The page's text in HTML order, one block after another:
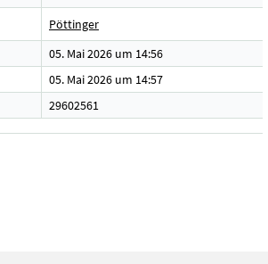
Pöttinger
05. Mai 2026 um 14:56
05. Mai 2026 um 14:57
29602561